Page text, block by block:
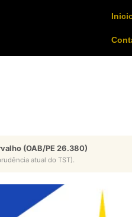
(OAB/PE 26.380)
atual do TST).